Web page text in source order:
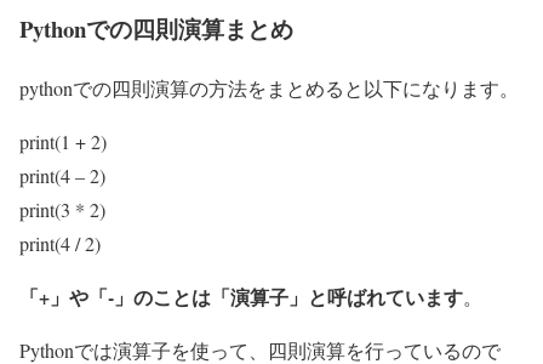
Pythonでの四則演算まとめ
pythonでの四則演算の方法をまとめると以下になります。
print(1 + 2)
print(4 – 2)
print(3 * 2)
print(4 / 2)
「+」や「-」のことは「演算子」と呼ばれています。
Pythonでは演算子を使って、四則演算を行っているので